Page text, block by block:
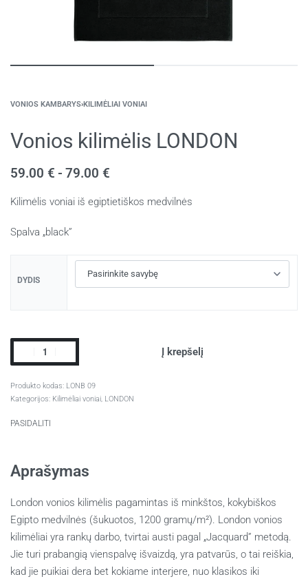
VONIOS KAMBARYS›KILIMĖLIAI VONIAI
Vonios kilimėlis LONDON
59.00 € 79.00 €
Kilimėlis voniai iš egiptietiškos medvilnės
Spalva „black”
DYDIS
Į krepšelį
LONB 09
Kategorijos: Kilimėliai voniai, LONDON
PASIDALITI
Aprašymas
London vonios kilimėlis pagamintas iš minkštos, kokybiškos
Egipto medvilnės (šukuotos, 1200 gramų/m²). London vonios
kilimėliai yra rankų darbo, tvirtai austi pagal „Jacquard” metodą.
Jie turi prabangią vienspalvę išvaizdą, yra patvarūs, o tai reiškia,
kad jie puikiai dera bet kokiame interjere, nuo klasikos iki